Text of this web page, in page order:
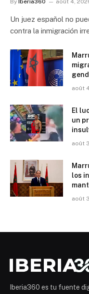
Un juez español no
contra la inmigración
août
El
un
août
los
août
Iberia360 es tu fuente